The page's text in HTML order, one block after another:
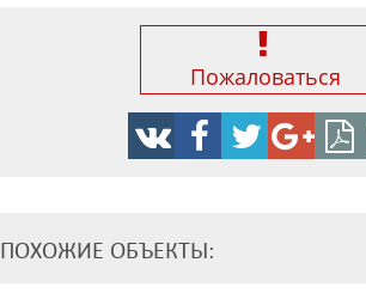
Пожаловаться
ПОХОЖИЕ ОБЪЕКТЫ: